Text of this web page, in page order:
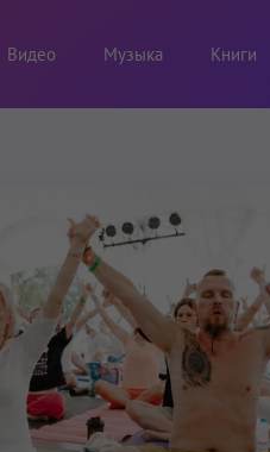
Видео Музыка Книги